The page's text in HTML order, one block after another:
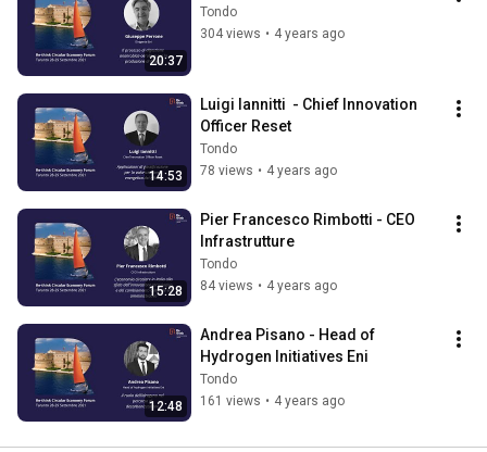
20:37
Tondo
304 views • 4 years ago
14:53
Luigi Iannitti  - Chief Innovation
Officer Reset
Tondo
78 views • 4 years ago
15:28
Pier Francesco Rimbotti - CEO
Infrastrutture
Tondo
84 views • 4 years ago
12:48
Andrea Pisano - Head of
Hydrogen Initiatives Eni
Tondo
161 views • 4 years ago